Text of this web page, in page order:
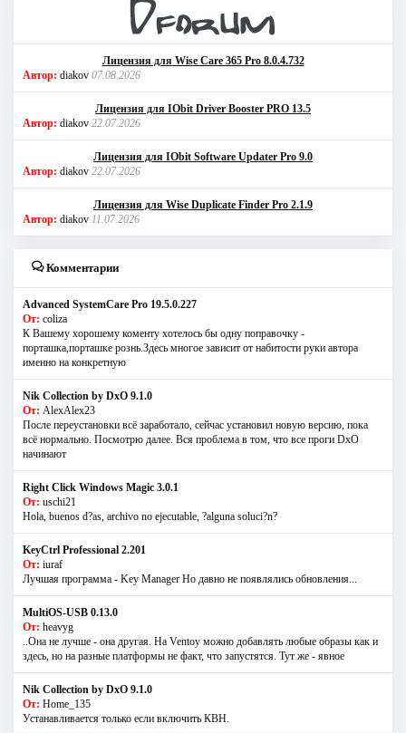
Лицензия для Wise Care 365 Pro 8.0.4.732
Автор: diakov 07.08.2026
Лицензия для IObit Driver Booster PRO 13.5
Автор: diakov 22.07.2026
Лицензия для IObit Software Updater Pro 9.0
Автор: diakov 22.07.2026
Лицензия для Wise Duplicate Finder Pro 2.1.9
Автор: diakov 11.07.2026
Комментарии
Advanced SystemCare Pro 19.5.0.227
От: coliza
К Вашему хорошему коменту хотелось бы одну поправочку -
порташка,порташке рознь.Здесь многое зависит от набитости руки автора
именно на конкретную
Nik Collection by DxO 9.1.0
От: AlexAlex23
После переустановки всё заработало, сейчас установил новую версию, пока
всё нормально. Посмотрю далее. Вся проблема в том, что все проги DxO
начинают
Right Click Windows Magic 3.0.1
От: uschi21
Hola, buenos d?as, archivo no ejecutable, ?alguna soluci?n?
KeyCtrl Professional 2.201
От: iuraf
Лучшая программа - Key Manager Но давно не появлялись обновления...
MultiOS-USB 0.13.0
От: heavyg
..Она не лучше - она другая. На Ventoy можно добавлять любые образы как и
здесь, но на разные платформы не факт, что запустятся. Тут же - явное
Nik Collection by DxO 9.1.0
От: Home_135
Устанавливается только если включить КВН.